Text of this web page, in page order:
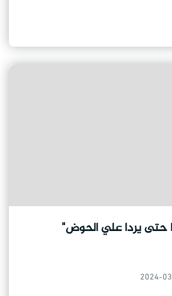
حتى يردا علي الحوض"